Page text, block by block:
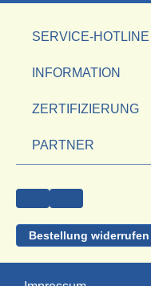
SERVICE-HOTLINE
INFORMATION
ZERTIFIZIERUNG
PARTNER
Bestellung widerrufen